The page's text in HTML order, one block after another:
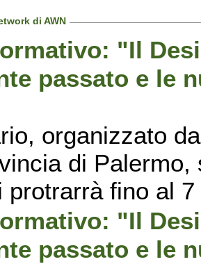
di AWN
"Il
passato e le
organizzato
di
protrarrà fino al
"Il
passato e le